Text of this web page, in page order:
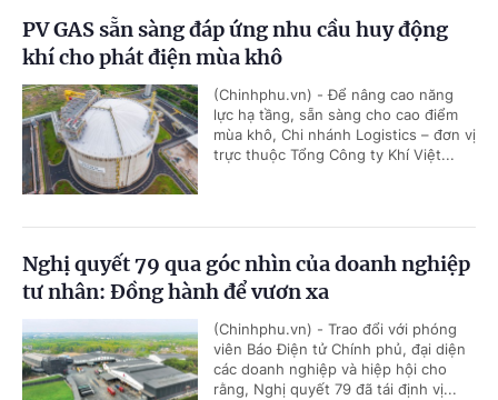
PV GAS sẵn sàng đáp ứng nhu cầu huy động
khí cho phát điện mùa khô
(Chinhphu.vn) - Để nâng cao năng
lực hạ tầng, sẵn sàng cho cao điểm
mùa khô, Chi nhánh Logistics – đơn vị
trực thuộc Tổng Công ty Khí Việt...
Nghị quyết 79 qua góc nhìn của doanh nghiệp
tư nhân: Đồng hành để vươn xa
(Chinhphu.vn) - Trao đổi với phóng
viên Báo Điện tử Chính phủ, đại diện
các doanh nghiệp và hiệp hội cho
rằng, Nghị quyết 79 đã tái định vị...